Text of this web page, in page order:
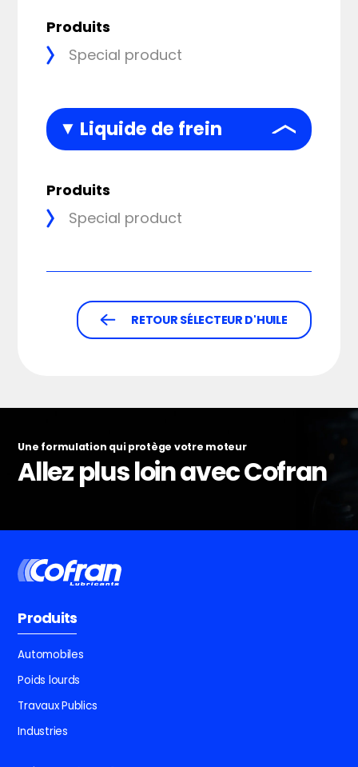
Produits
Special product
Liquide de frein
Produits
Special product
RETOUR SÉLECTEUR D'HUILE
Une formulation qui protège votre moteur
Allez plus loin avec Cofran
Produits
Automobiles
Poids lourds
Travaux Publics
Industries